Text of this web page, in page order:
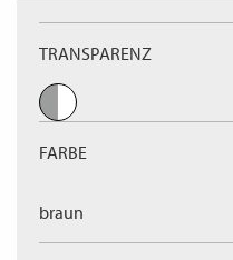
TRANSPARENZ
FARBE
braun